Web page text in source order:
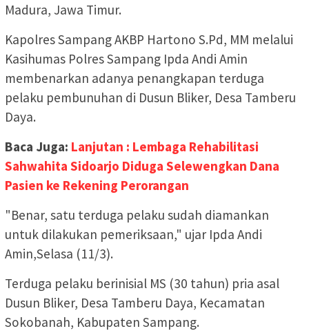
Madura, Jawa Timur.
Kapolres Sampang AKBP Hartono S.Pd, MM melalui
Kasihumas Polres Sampang Ipda Andi Amin
membenarkan adanya penangkapan terduga
pelaku pembunuhan di Dusun Bliker, Desa Tamberu
Daya.
Baca Juga: Lanjutan : Lembaga Rehabilitasi
Sahwahita Sidoarjo Diduga Selewengkan Dana
Pasien ke Rekening Perorangan
"Benar, satu terduga pelaku sudah diamankan
untuk dilakukan pemeriksaan," ujar Ipda Andi
Amin,Selasa (11/3).
Terduga pelaku berinisial MS (30 tahun) pria asal
Dusun Bliker, Desa Tamberu Daya, Kecamatan
Sokobanah, Kabupaten Sampang.